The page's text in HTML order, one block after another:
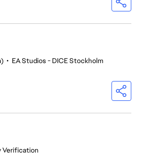
• EA Studios - DICE Stockholm
Verification